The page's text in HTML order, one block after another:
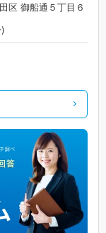
区 御船通５丁目６